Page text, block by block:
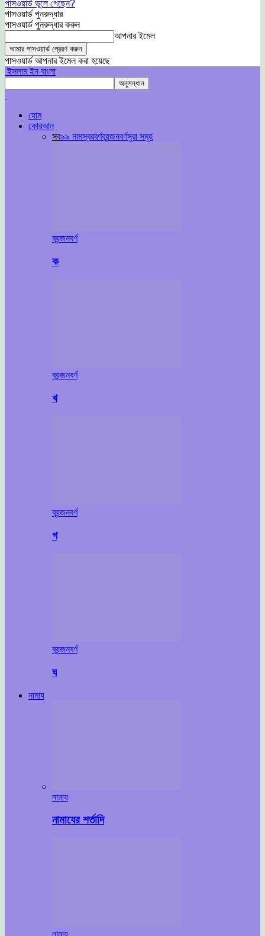
পাসওয়ার্ড ভুলে গেছেন?
পাসওয়ার্ড পুনরুদ্ধার
পাসওয়ার্ড পুনরুদ্ধার করুন
আপনার ইমেল
পাসওয়ার্ড আপনার ইমেল করা হয়েছে
ইসলাম ইন বাংলা
হোম
কোরআন
সব৯৯ নামস্বরবর্ণব্যন্জনবর্ণসুরা সমূহ
ব্যন্জনবর্ণ
ক
ব্যন্জনবর্ণ
খ
ব্যন্জনবর্ণ
গ
ব্যন্জনবর্ণ
ঘ
নামায
নামায
নামাযের শর্তাদি